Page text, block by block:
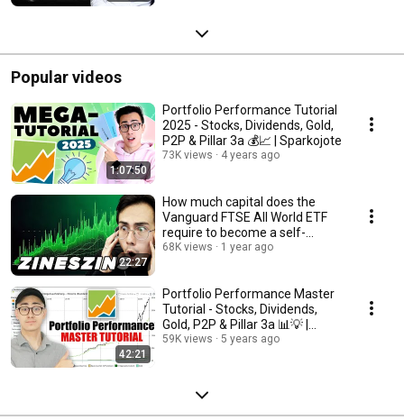
Popular videos
1:07:50
Portfolio Performance Tutorial
2025 - Stocks, Dividends, Gold,
P2P & Pillar 3a 💰📈 | Sparkojote
73K views 4 years ago
22:27
How much capital does the
Vanguard FTSE All World ETF
require to become a self-
starter (passive i...
68K views 1 year ago
42:21
Portfolio Performance Master
Tutorial - Stocks, Dividends,
Gold, P2P & Pillar 3a 📊💡 |
Sparkojote
59K views 5 years ago